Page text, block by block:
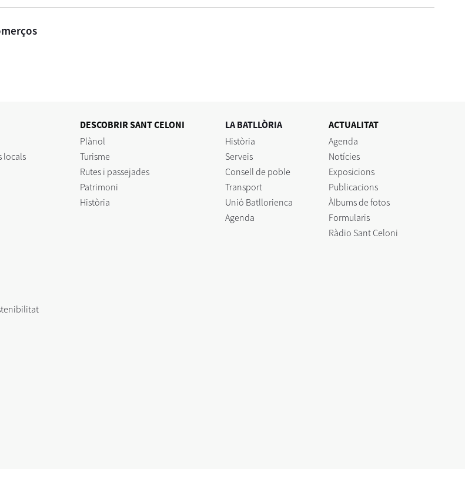
locals
DESCOBRIR SANT CELONI
Plànol
Turisme
Rutes i passejades
Patrimoni
Història
LA BATLLÒRIA
Història
Serveis
Consell de poble
Transport
Unió Batllorienca
Agenda
ACTUALITAT
Agenda
Notícies
Exposicions
Publicacions
Àlbums de fotos
Formularis
Ràdio Sant Celoni